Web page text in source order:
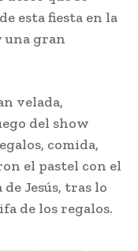
esta fiesta en la
una gran
velada,
del show
comida,
el pastel con el
Jesús, tras lo
de los regalos.